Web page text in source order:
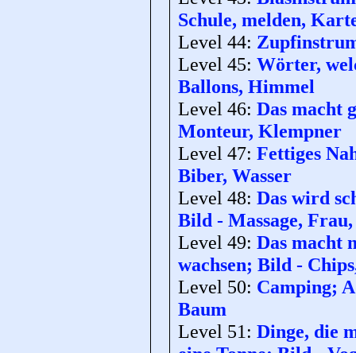
Schule, melden,
Level 44:
Level 45: Wörter,
Ballons, Himmel
Level 46: Das macht
Monteur, Klempner
Level 47: Fettiges
Biber, Wasser
Level 48: Das wird
Bild - Massage,
Level 49: Das macht
wachsen; Bild -
Level 50: Camping;
Baum
Level 51: Dinge, die